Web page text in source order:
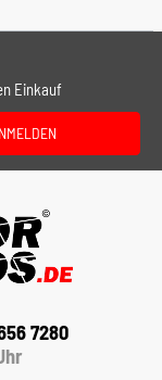
Einkauf
7280